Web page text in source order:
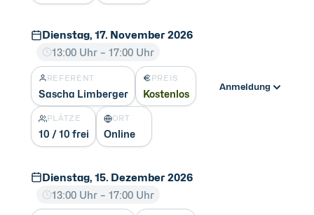
Dienstag, 17. November 2026
13:00 Uhr – 17:00 Uhr
REFERENT
Sascha Limberger
PREIS
Kostenlos
PLÄTZE
10 / 10 frei
ORT
Online
Anmeldung
Dienstag, 15. Dezember 2026
13:00 Uhr – 17:00 Uhr